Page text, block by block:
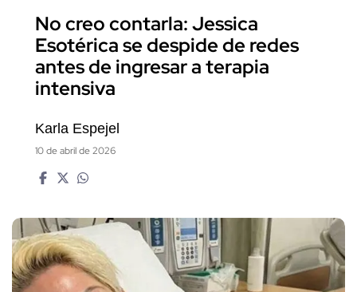
No creo contarla: Jessica
Esotérica se despide de redes
antes de ingresar a terapia
intensiva
Karla Espejel
10 de abril de 2026